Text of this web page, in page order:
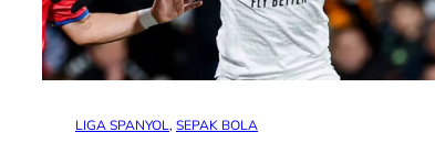
LIGA SPANYOL, SEPAK BOLA